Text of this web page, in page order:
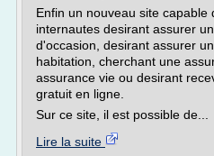
Enfin un nouveau site capable
internautes desirant assurer
d'occasion, desirant assurer
habitation, cherchant une
assurance vie ou desirant
gratuit en ligne.
Sur ce site, il est possible de...
Lire la suite